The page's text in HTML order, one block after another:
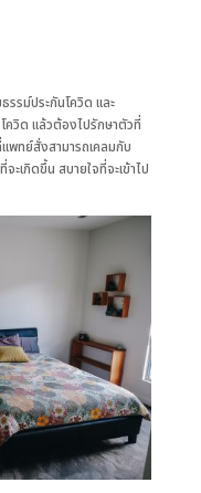
รรม์ประกันโควิด และ
ควิด แล้วต้องไปรักษาตัวที่
พทย์สั่งสามารถเคลมกับ
ะเกิดขึ้น สบายใจที่จะเข้าไป